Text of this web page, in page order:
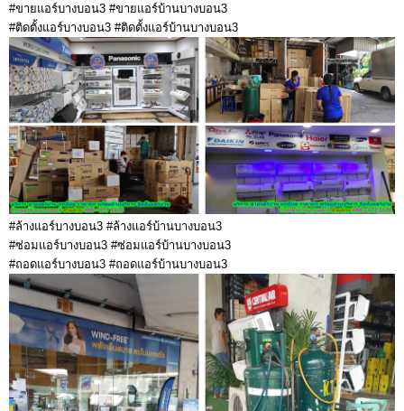
#ขายแอร์บางบอน3 #ขายแอร์บ้านบางบอน3
#ติดตั้งแอร์บางบอน3 #ติดตั้งแอร์บ้านบางบอน3
#ล้างแอร์บางบอน3 #ล้างแอร์บ้านบางบอน3
#ซ่อมแอร์บางบอน3 #ซ่อมแอร์บ้านบางบอน3
#ถอดแอร์บางบอน3 #ถอดแอร์บ้านบางบอน3